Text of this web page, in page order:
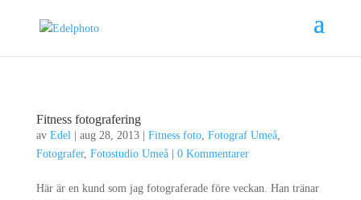
Fitness fotografering
av Edel| aug 28, 2013| Fitness foto, Fotograf Umeå,
Fotografer, Fotostudio Umeå| 0 Kommentarer
Här är en kund som jag fotograferade före veckan. Han tränar